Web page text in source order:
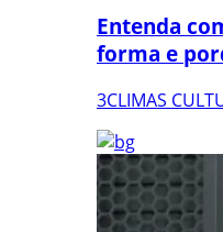
Entenda
forma e
3CLIMAS